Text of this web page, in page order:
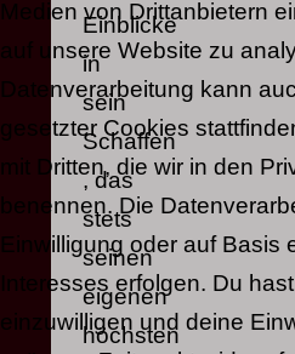
Einblicke
in
sein
Schaffen
, das
stets
seinen
eigenen
höchsten
Medien von Drittanbietern
auf unsere Website zu
Datenverarbeitung kann
gesetzter Cookies
mit Dritten, die wir in den
benennen. Die
Einwilligung oder auf Basis
Interesses erfolgen. Du
einzuwilligen und deine